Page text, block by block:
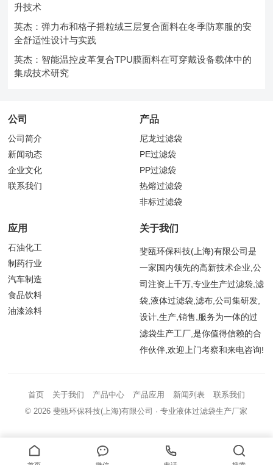
升技术
英杰：弹力布和格子摇粒绒三层复合面料在冬季防寒服的安
全舒适性设计与实践
英杰：智能温控皮革复合TPU膜面料在可穿戴设备载体中的
集成技术研究
公司
公司简介
新闻动态
企业文化
联系我们
产品
尼龙过滤袋
PE过滤袋
PP过滤袋
热熔过滤袋
非标过滤袋
应用
石油化工
制药行业
汽车制造
食品饮料
油漆涂料
关于我们
斐瓯环保科技(上海)有限公司是
一家国内领先的高新技术企业,公
司注资上千万,专业生产过滤袋,滤
袋,液体过滤袋,滤布,公司集研发,
设计,生产,销售,服务为一体的过
滤袋生产工厂,是你值得信赖的合
作伙伴,欢迎上门考察和来电咨询!
首页 关于我们 产品中心 产品应用 新闻列表
联系我们
© 2026斐瓯环保科技(上海)有限公司 · 专业液体过滤袋生产厂家